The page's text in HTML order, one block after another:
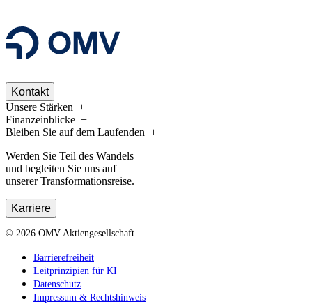
Kontakt
Unsere Stärken
Finanzeinblicke
Bleiben Sie auf dem Laufenden
Werden Sie Teil des Wandels
und begleiten Sie uns auf
unserer Transformationsreise.
Karriere
© 2026 OMV Aktiengesellschaft
Barrierefreiheit
Leitprinzipien für KI
Datenschutz
Impressum & Rechtshinweis